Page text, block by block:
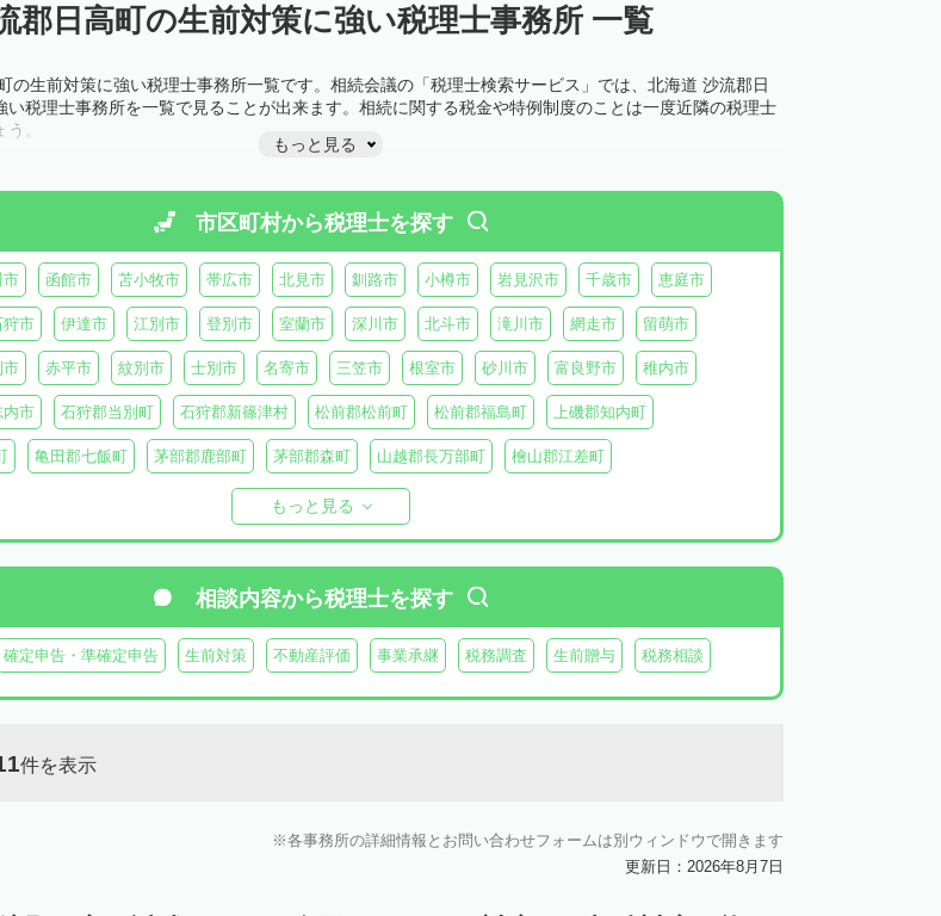
郡日高町の生前対策に強い税理士事務所 一覧
の生前対策に強い税理士事務所一覧です。相続会議の「税理士検索サービス」では、北海道 沙流郡日
い税理士事務所を一覧で見ることが出来ます。相続に関する税金や特例制度のことは一度近隣の税理士
。
もっと見る
市区町村から税理士を探す
市 函館市 苫小牧市 帯広市 北見市 釧路市 小樽市 岩見沢市 千歳市 恵庭市
狩市 伊達市 江別市 登別市 室蘭市 深川市 北斗市 滝川市 網走市 留萌市
市 赤平市 紋別市 士別市 名寄市 三笠市 根室市 砂川市 富良野市 稚内市
内市 石狩郡当別町 石狩郡新篠津村 松前郡松前町 松前郡福島町 上磯郡知内町
亀田郡七飯町 茅部郡鹿部町 茅部郡森町 山越郡長万部町 檜山郡江差町
奥尻郡奥尻町
寿都郡寿都町 寿都郡黒松内町 磯谷郡蘭越町 虻田郡ニセコ町 虻田郡倶知安町
虻田郡喜茂別町 虻田郡京極町 虻田郡豊浦町
岩内郡岩内町 二海郡八雲町 古宇郡泊村 古宇郡神恵内村 古平郡古平町 積丹郡積丹町
余市郡余市町 余市郡赤井川村 空知郡南幌町 空知郡奈井江町 空知郡上砂川町
樺戸郡浦臼町
上川郡比布町 上川郡愛別町 上川郡上川町 上川郡東川町
もっと見る
相談内容から税理士を探す
確定申告・準確定申告 生前対策 不動産評価 事業承継 税務調査 生前贈与 税務相談
件を表示
各事務所の詳細情報とお問い合わせフォームは別ウィンドウで開きます
更新日：2026年8月7日